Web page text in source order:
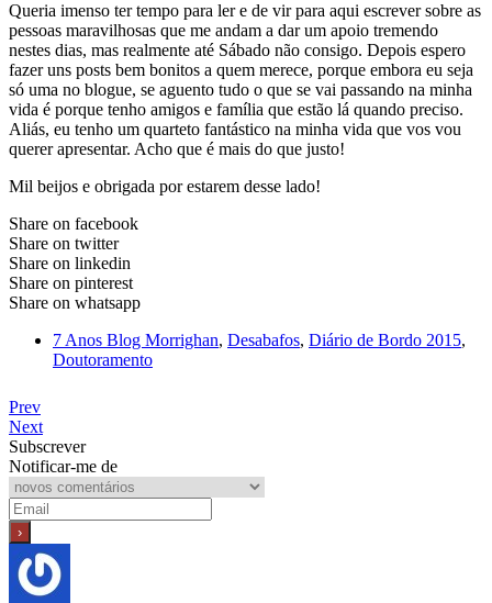
Queria imenso ter tempo para ler e de vir para aqui escrever sobre as
pessoas maravilhosas que me andam a dar um apoio tremendo
nestes dias, mas realmente até Sábado não consigo. Depois espero
fazer uns posts bem bonitos a quem merece, porque embora eu seja
só uma no blogue, se aguento tudo o que se vai passando na minha
vida é porque tenho amigos e família que estão lá quando preciso.
Aliás, eu tenho um quarteto fantástico na minha vida que vos vou
querer apresentar. Acho que é mais do que justo!
Mil beijos e obrigada por estarem desse lado!
Share on facebook
Share on twitter
Share on linkedin
Share on pinterest
Share on whatsapp
7 Anos Blog Morrighan, Desabafos, Diário de Bordo 2015,
Doutoramento
Prev
Next
Subscrever
Notificar-me de